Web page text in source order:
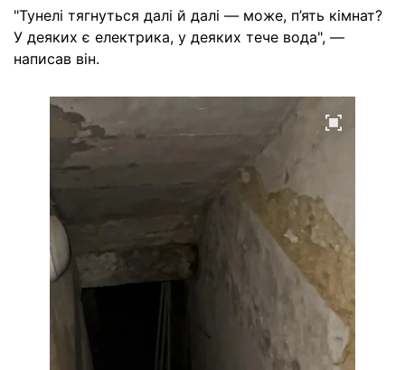
"Тунелі тягнуться далі й далі — може, п’ять кімнат?
У деяких є електрика, у деяких тече вода", —
написав він.